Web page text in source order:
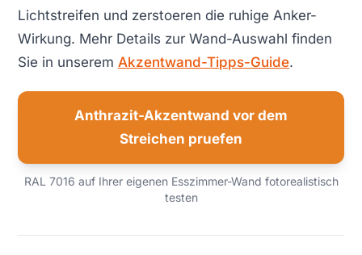
Lichtstreifen und zerstoeren die ruhige Anker-
Wirkung. Mehr Details zur Wand-Auswahl finden
Sie in unserem Akzentwand-Tipps-Guide.
Anthrazit-Akzentwand vor dem
Streichen pruefen
RAL 7016 auf Ihrer eigenen Esszimmer-Wand fotorealistisch
testen